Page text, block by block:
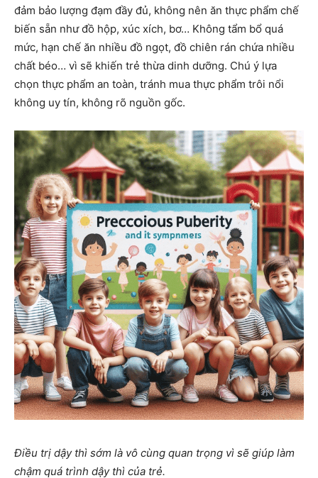
đảm bảo lượng đạm đầy đủ, không nên ăn thực phẩm chế
biến sẵn như đồ hộp, xúc xích, bơ… Không tẩm bổ quá
mức, hạn chế ăn nhiều đồ ngọt, đồ chiên rán chứa nhiều
chất béo… vì sẽ khiến trẻ thừa dinh dưỡng. Chú ý lựa
chọn thực phẩm an toàn, tránh mua thực phẩm trôi nổi
không uy tín, không rõ nguồn gốc.
Điều trị dậy thì sớm là vô cùng quan trọng vì sẽ giúp làm
chậm quá trình dậy thì của trẻ.